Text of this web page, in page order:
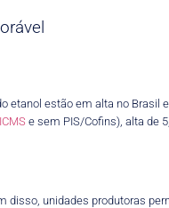
estão em alta no
ICMS e sem PIS/Cofins), alta de
unidades produtoras